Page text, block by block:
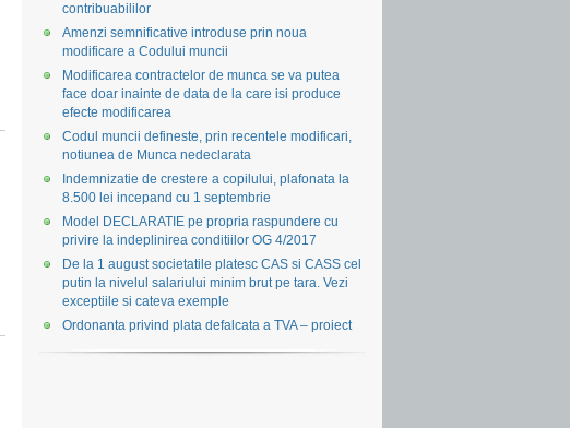
contribuabililor
Amenzi semnificative introduse prin noua
modificare a Codului muncii
Modificarea contractelor de munca se va putea
face doar inainte de data de la care isi produce
efecte modificarea
Codul muncii defineste, prin recentele modificari,
notiunea de Munca nedeclarata
Indemnizatie de crestere a copilului, plafonata la
8.500 lei incepand cu 1 septembrie
Model DECLARATIE pe propria raspundere cu
privire la indeplinirea conditiilor OG 4/2017
De la 1 august societatile platesc CAS si CASS cel
putin la nivelul salariului minim brut pe tara. Vezi
exceptiile si cateva exemple
Ordonanta privind plata defalcata a TVA – proiect